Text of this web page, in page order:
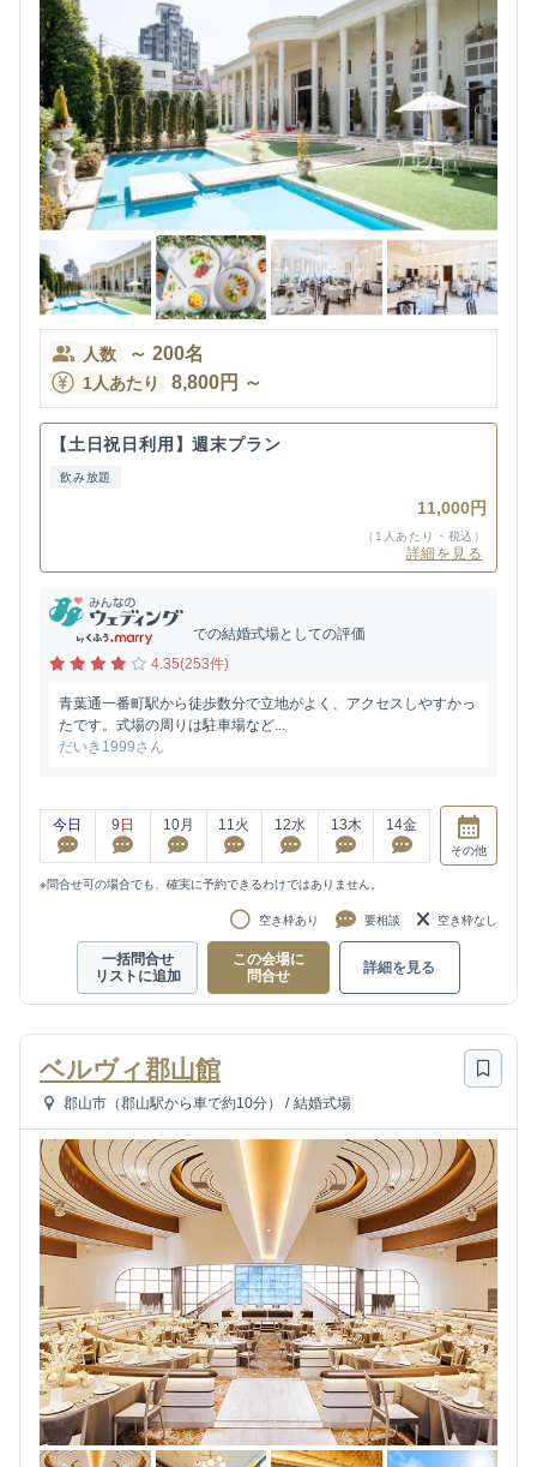
人数 ～ 200名
1人あたり 8,800円 ～
【土日祝日利用】週末プラン
飲み放題
11,000円
（1人あたり・税込）
詳細を見る
での結婚式場としての評価
4.35(253件)
青葉通一番町駅から徒歩数分で立地がよく、アクセスしやすかっ
たです。式場の周りは駐車場など...
だいき1999さん
今日 9 日 10月 11 火 12水 13木 14金
その他
※問合せ可の場合でも、確実に予約できるわけではありません。
空き枠あり 要相談 空き枠なし
一括問合せ
リストに追加
この会場に
問合せ
詳細を見る
ベルヴィ郡山館
郡山市（郡山駅から車で約10分） / 結婚式場